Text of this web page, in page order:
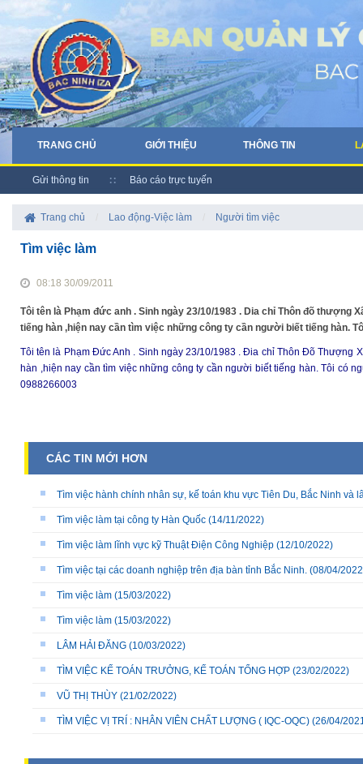
TRANG CHỦ GIỚI THIỆU THÔNG TIN
Gửi thông tin Báo cáo trực tuyến
Trang chủ Lao động-Việc làm Người tìm việc
Tìm việc làm
08:18 30/09/2011
Tôi tên là Phạm đức anh . Sinh ngày 23/10/1983 . Dia chỉ Thôn đõ thượng
tiếng hàn ,hiện nay cần tìm việc những công ty cần người biết tiếng hàn.
Tôi tên là Phạm Đức Anh . Sinh ngày 23/10/1983 . Đia chỉ Thôn Đõ Thượng
hàn ,hiện nay cần tìm việc những công ty cần người biết tiếng hàn. Tôi có
0988266003
CÁC TIN MỚI HƠN
Tìm việc hành chính nhân sự, kế toán khu vực Tiên Du, Bắc Ninh và
Tìm việc làm tại công ty Hàn Quốc (14/11/2022)
Tìm việc làm lĩnh vực kỹ Thuật Điện Công Nghiệp (12/10/2022)
Tìm việc tại các doanh nghiệp trên địa bàn tỉnh Bắc Ninh. (08/04/
Tìm việc làm (15/03/2022)
Tìm việc làm (15/03/2022)
LÂM HẢI ĐĂNG (10/03/2022)
TÌM VIỆC KẾ TOÁN TRƯỞNG, KẾ TOÁN TỔNG HỢP (23/02/2022)
VŨ THỊ THÙY (21/02/2022)
TÌM VIỆC VỊ TRÍ : NHÂN VIÊN CHẤT LƯỢNG ( IQC-OQC) (26/04/